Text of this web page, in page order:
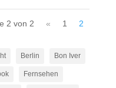
2 von 2 « 1 2
Berlin Bon Iver
Fernsehen